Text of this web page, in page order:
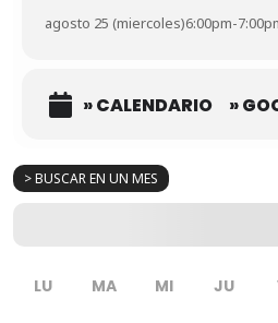
> BUSCAR EN UN MES
LU MA MI JU
agosto 25 (miercoles)6:00pm-
» CALENDARIO »